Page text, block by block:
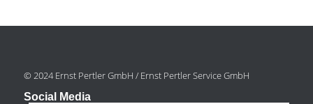
© 2024 Ernst Pertler GmbH / Ernst Pertler Service GmbH
Social Media